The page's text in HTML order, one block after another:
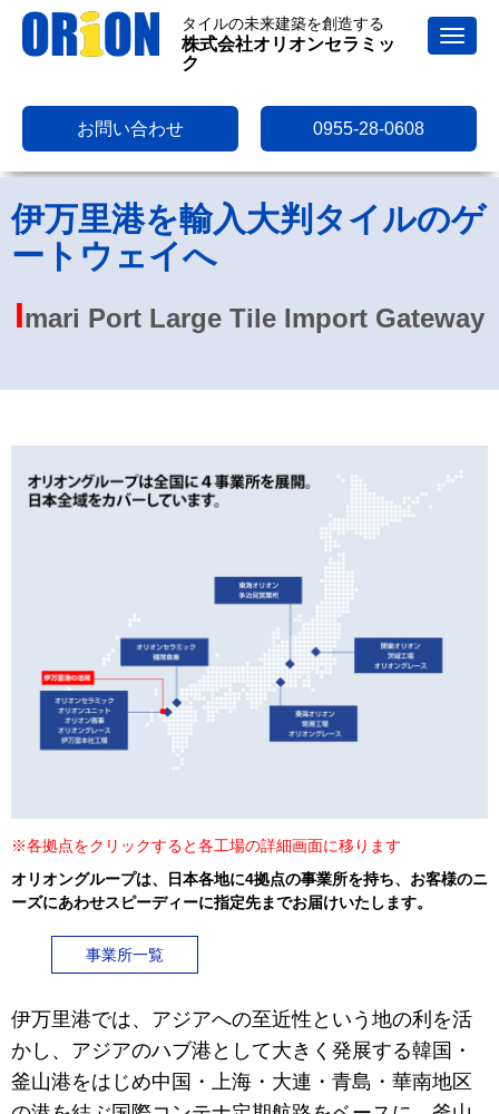
タイルの未来建築を創造する
株式会社オリオンセラミッ
ク
N
a
g
o
お問い合わせ 0955-28-0608
伊万里港を輸入大判タイルのゲ
ートウェイへ
Imari Port Large Tile Import Gateway
※各拠点をクリックすると各工場の詳細画面に移ります
オリオングループは、日本各地に4拠点の事業所を持ち、お客様のニ
ーズにあわせスピーディーに指定先までお届けいたします。
事業所一覧
伊万里港では、アジアへの至近性という地の利を活
かし、アジアのハブ港として大きく発展する韓国・
釜山港をはじめ中国・上海・大連・青島・華南地区